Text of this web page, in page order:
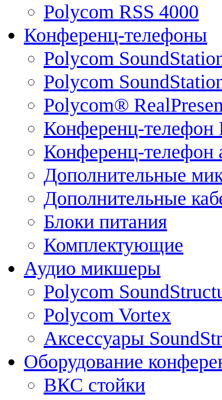
Polycom RSS 4000
Конференц-телефоны
Polycom
Polycom
Polycom®
Конференц-телефон
Конференц-телефон
Дополнительные
Дополнительные
Блоки питания
Комплектующие
Аудио микшеры
Polycom
Polycom Vortex
Аксессуары
Оборудование
ВКС стойки